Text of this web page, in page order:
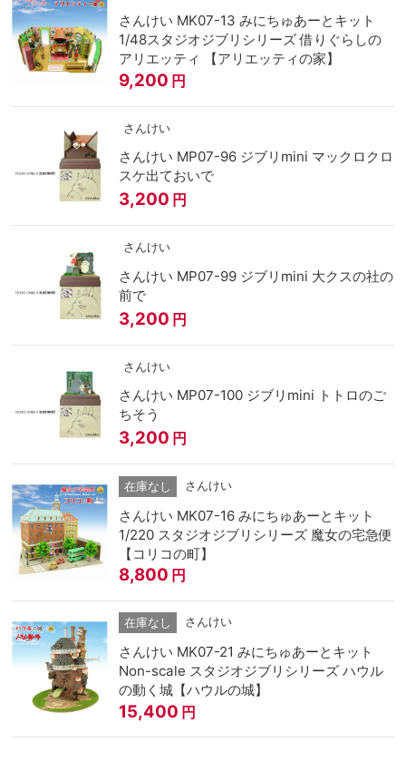
さんけい MK07-13 みにちゅあーとキット
1/48スタジオジブリシリーズ 借りぐらしの
アリエッティ 【アリエッティの家】
9,200 円
さんけい
さんけい MP07-96 ジブリmini マックロクロ
スケ出ておいで
3,200 円
さんけい
さんけい MP07-99 ジブリmini 大クスの社の
前で
3,200 円
さんけい
さんけい MP07-100 ジブリmini トトロのご
ちそう
3,200 円
在庫なし さんけい
さんけい MK07-16 みにちゅあーとキット
1/220 スタジオジブリシリーズ 魔女の宅急便
【コリコの町】
8,800 円
在庫なし さんけい
さんけい MK07-21 みにちゅあーとキット
Non-scale スタジオジブリシリーズ ハウル
の動く城【ハウルの城】
15,400 円